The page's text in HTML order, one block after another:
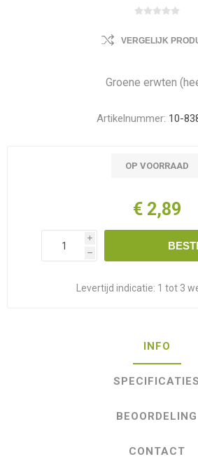
VERGELIJK
Groene erwten
Artikelnummer: 10-
OP VOORRAAD
€ 2,89
i
h
Levertijd indicatie: 1 tot 3
INFO
SPECIFICATIES
BEOORDELING
CONTACT